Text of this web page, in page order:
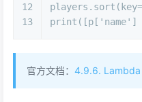
12
13
players.sort(key=
print ([p[ 'name' ]
官方文档： 4.9.6. Lambda